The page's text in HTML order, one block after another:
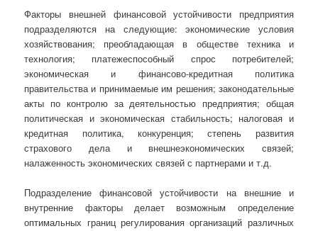
Факторы внешней финансовой устойчивости предприятия
подразделяются на следующие: экономические условия
хозяйствования; преобладающая в обществе техника и
технология; платежеспособный спрос потребителей;
экономическая и финансово-кредитная политика
правительства и принимаемые им решения; законодательные
акты по контролю за деятельностью предприятия; общая
политическая и экономическая стабильность; налоговая и
кредитная политика, конкуренция; степень развития
страхового дела и внешнеэкономических связей;
налаженность экономических связей с партнерами и т.д.
Подразделение финансовой устойчивости на внешние и
внутренние факторы делает возможным определение
оптимальных границ регулирования организаций различных